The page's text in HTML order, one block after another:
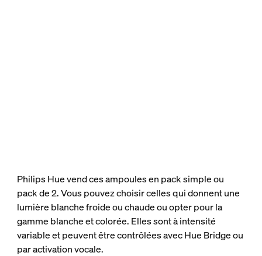
Philips Hue vend ces ampoules en pack simple ou
pack de 2. Vous pouvez choisir celles qui donnent une
lumière blanche froide ou chaude ou opter pour la
gamme blanche et colorée. Elles sont à intensité
variable et peuvent être contrôlées avec Hue Bridge ou
par activation vocale.